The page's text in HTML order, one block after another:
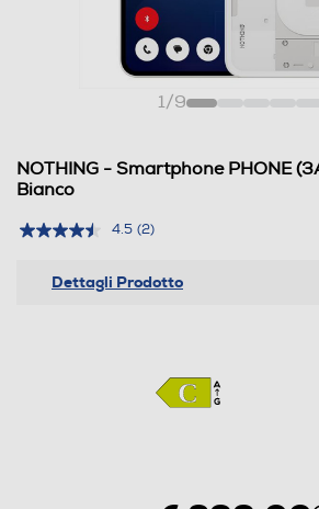
1/9
NOTHING - Smartphone PHONE
Bianco
4.5 (2)
Dettagli Prodotto